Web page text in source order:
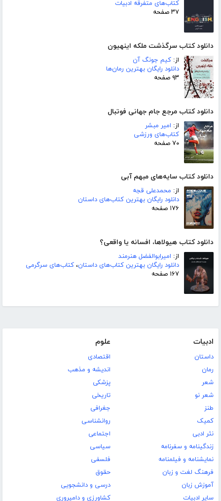
کتاب‌های متفرقه ادبیات
۳۷ صفحه
دانلود کتاب سرگذشت ملکه اینهیون
از: کیم جونگ آن
دانلود رایگان بهترین رمان‌ها
۹۳ صفحه
دانلود کتاب مرجع جام جهانی فوتبال
از: امیر مبشر
کتاب‌های ورزشی
۷۰ صفحه
دانلود کتاب سایه‌های مبهم آبی
از: محمدعلی قجه
دانلود رایگان بهترین کتاب‌های داستان
۱۷۶ صفحه
دانلود کتاب هیولاها، افسانه یا واقعی؟
از: امیرابوالفضل هنرمند
دانلود رایگان بهترین کتاب‌های داستان، کتاب‌های سرگرمی
۱۶۷ صفحه
ادبیات
داستان
رمان
شعر
شعر نو
طنز
کمیک
نثر ادبی
زندگینامه و سفرنامه
نمایشنامه و فیلمنامه
فرهنگ لغت و زبان
آموزش زبان
سایر ادبیات
علوم
اقتصادی
اندیشه و مذهب
پزشکی
تاریخی
جغرافی
روانشناسی
اجتماعی
سیاسی
فلسفی
حقوق
درسی و دانشجویی
کشاورزی و دامپروری